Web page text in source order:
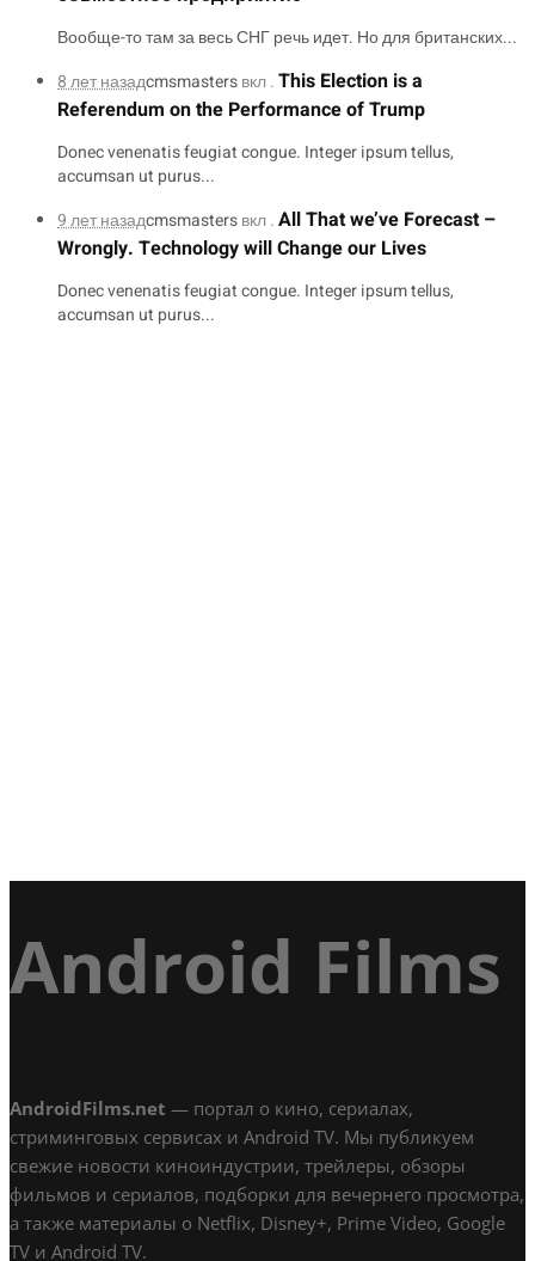
Вообще-то там за весь СНГ речь идет. Но для британских...
8 лет назадcmsmastersвкл .This Election is a
Referendum on the Performance of Trump
Donec venenatis feugiat congue. Integer ipsum tellus,
accumsan ut purus...
9 лет назадcmsmastersвкл .All That we’ve Forecast –
Wrongly. Technology will Change our Lives
Donec venenatis feugiat congue. Integer ipsum tellus,
accumsan ut purus...
Android Films
AndroidFilms.net — портал о кино, сериалах,
стриминговых сервисах и Android TV. Мы публикуем
свежие новости киноиндустрии, трейлеры, обзоры
фильмов и сериалов, подборки для вечернего просмотра,
а также материалы о Netflix, Disney+, Prime Video, Google
TV и Android TV.